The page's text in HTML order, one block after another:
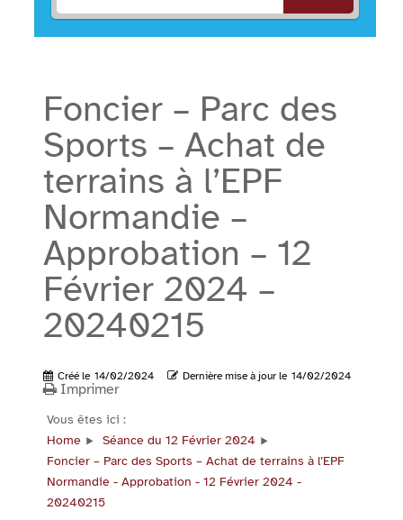
Foncier – Parc des
Sports – Achat de
terrains à l’EPF
Normandie –
Approbation – 12
Février 2024 –
20240215
Créé le 14/02/2024 Dernière mise à jour le 14/02/2024
Imprimer
Vous êtes ici :
Home
Séance du 12 Février 2024
Foncier – Parc des Sports – Achat de terrains à l’EPF
Normandie - Approbation - 12 Février 2024 -
20240215